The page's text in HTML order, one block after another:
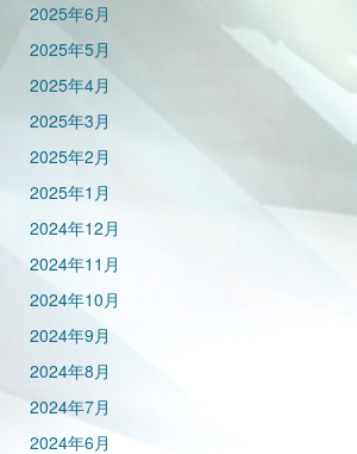
2025年6月
2025年5月
2025年4月
2025年3月
2025年2月
2025年1月
2024年12月
2024年11月
2024年10月
2024年9月
2024年8月
2024年7月
2024年6月